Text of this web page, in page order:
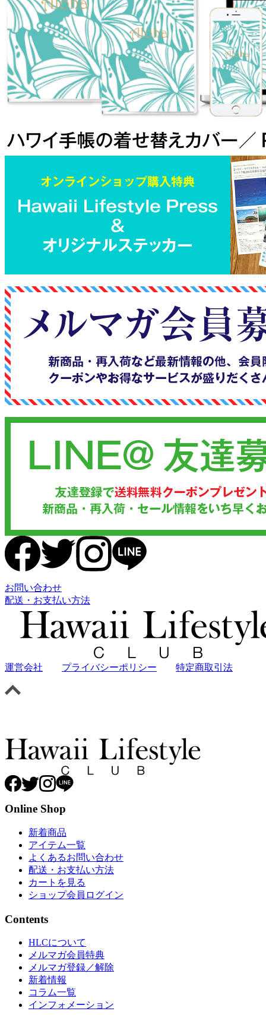
お問い合わせ
配送・お支払い方法
運営会社 プライバシーポリシー 特定商取引法
Online Shop
新着商品
アイテム一覧
よくあるお問い合わせ
配送・お支払い方法
カートを見る
ショップ会員ログイン
Contents
HLCについて
メルマガ会員特典
メルマガ登録／解除
新着情報
コラム一覧
インフォメーション